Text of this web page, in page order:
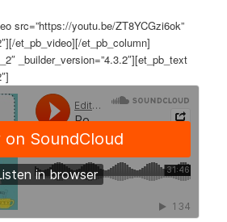
src=”https://youtu.be/ZT8YCGzi6ok”
et_pb_video][/et_pb_column]
_builder_version=”4.3.2″][et_pb_text